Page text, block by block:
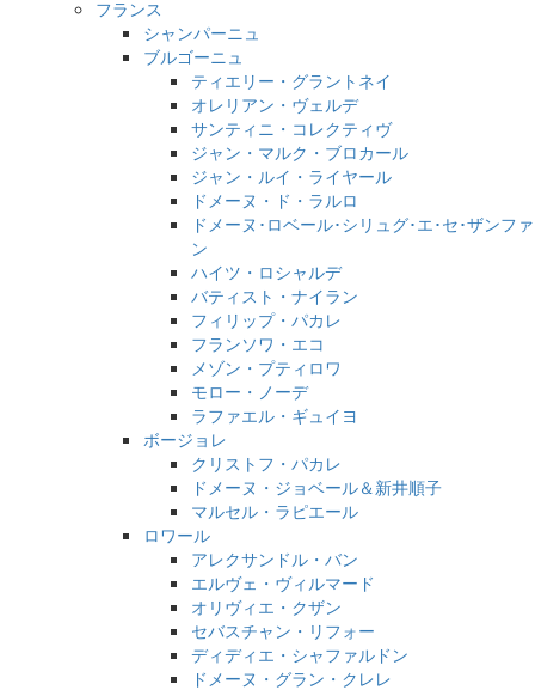
フランス
シャンパーニュ
ブルゴーニュ
ティエリー・グラントネイ
オレリアン・ヴェルデ
サンティニ・コレクティヴ
ジャン・マルク・ブロカール
ジャン・ルイ・ライヤール
ドメーヌ・ド・ラルロ
ドメーヌ･ロベール･シリュグ･エ･セ･ザンファ
ン
ハイツ・ロシャルデ
バティスト・ナイラン
フィリップ・パカレ
フランソワ・エコ
メゾン・プティロワ
モロー・ノーデ
ラファエル・ギュイヨ
ボージョレ
クリストフ・パカレ
ドメーヌ・ジョベール＆新井順子
マルセル・ラピエール
ロワール
アレクサンドル・バン
エルヴェ・ヴィルマード
オリヴィエ・クザン
セバスチャン・リフォー
ディディエ・シャファルドン
ドメーヌ・グラン・クレレ